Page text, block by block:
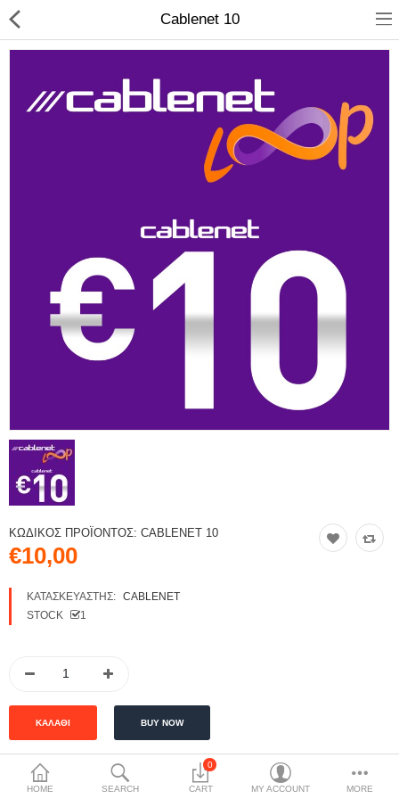
Compare
Λίστα Αγαπημένων
(0)
Languages
HOME SEARCH
0
CART MY ACCOUNT MORE
Cablenet 10
ΚΩΔΙΚΌΣ ΠΡΟΪΌΝΤΟΣ: CABLENET 10
€10,00
ΚΑΤΑΣΚΕΥΑΣΤΉΣ: CABLENET
STOCK
1
ΠΕΡΙΓΡΑΦΉ